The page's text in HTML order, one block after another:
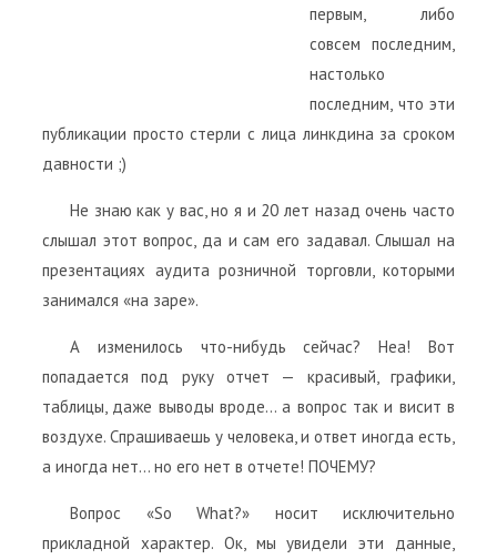
первым, либо
совсем последним,
настолько
последним, что эти
публикации просто стерли с лица линкдина за сроком
давности ;)
Не знаю как у вас, но я и 20 лет назад очень часто
слышал этот вопрос, да и сам его задавал. Слышал на
презентациях аудита розничной торговли, которыми
занимался «на заре».
А изменилось что-нибудь сейчас? Неа! Вот
попадается под руку отчет — красивый, графики,
таблицы, даже выводы вроде… а вопрос так и висит в
воздухе. Спрашиваешь у человека, и ответ иногда есть,
а иногда нет… но его нет в отчете! ПОЧЕМУ?
Вопрос «So What?» носит исключительно
прикладной характер. Ок, мы увидели эти данные,